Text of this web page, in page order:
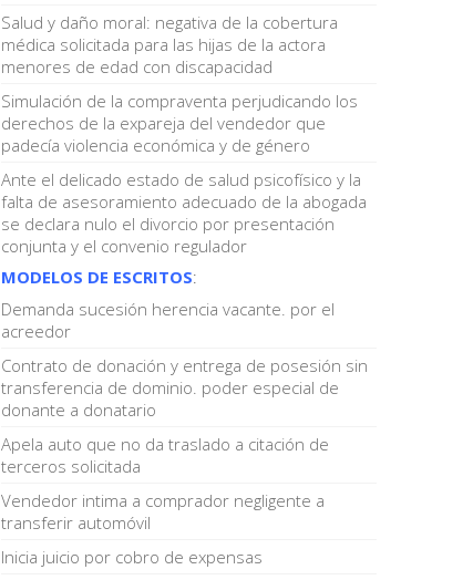
Salud y daño moral: negativa de la cobertura
médica solicitada para las hijas de la actora
menores de edad con discapacidad
Simulación de la compraventa perjudicando los
derechos de la expareja del vendedor que
padecía violencia económica y de género
Ante el delicado estado de salud psicofísico y la
falta de asesoramiento adecuado de la abogada
se declara nulo el divorcio por presentación
conjunta y el convenio regulador
MODELOS DE ESCRITOS:
Demanda sucesión herencia vacante. por el
acreedor
Contrato de donación y entrega de posesión sin
transferencia de dominio. poder especial de
donante a donatario
Apela auto que no da traslado a citación de
terceros solicitada
Vendedor intima a comprador negligente a
transferir automóvil
Inicia juicio por cobro de expensas